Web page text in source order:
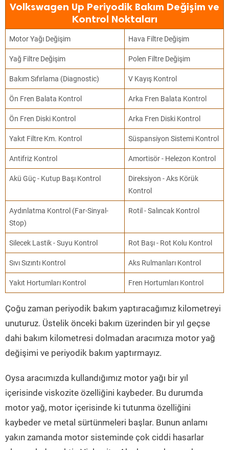
Volkswagen Up Periyodik Bakım Değişim ve
Kontrol Noktaları
Motor Yağı Değişim Hava Filtre Değişim
Yağ Filtre Değişim Polen Filtre Değişim
Bakım Sıfırlama (Diagnostic) V Kayış Kontrol
Ön Fren Balata Kontrol Arka Fren Balata Kontrol
Ön Fren Diski Kontrol Arka Fren Diski Kontrol
Yakıt Filtre Km. Kontrol Süspansiyon Sistemi Kontrol
Antifriz Kontrol Amortisör - Helezon Kontrol
Akü Güç - Kutup Başı Kontrol
Direksiyon - Aks Körük
Kontrol
Aydınlatma Kontrol (Far-Sinyal-
Stop)
Rotil - Salıncak Kontrol
Silecek Lastik - Suyu Kontrol Rot Başı - Rot Kolu Kontrol
Sıvı Sızıntı Kontrol Aks Rulmanları Kontrol
Yakıt Hortumları Kontrol Fren Hortumları Kontrol
Çoğu zaman periyodik bakım yaptıracağımız kilometreyi
unuturuz. Üstelik önceki bakım üzerinden bir yıl geçse
dahi bakım kilometresi dolmadan aracımıza motor yağ
değişimi ve periyodik bakım yaptırmayız.
Oysa aracımızda kullandığımız motor yağı bir yıl
içerisinde viskozite özelliğini kaybeder. Bu durumda
motor yağ, motor içerisinde ki tutunma özelliğini
kaybeder ve metal sürtünmeleri başlar. Bunun anlamı
yakın zamanda motor sisteminde çok ciddi hasarlar